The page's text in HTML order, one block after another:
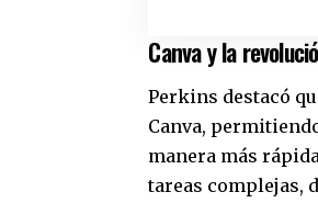
Canva y la
Perkins destacó
Canva,
manera más
tareas complejas,